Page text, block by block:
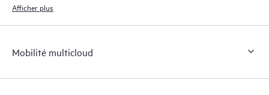
reprise pendant 30 jours maximum, offrant une reprise granulaire et
Afficher plus
Mobilité multicloud